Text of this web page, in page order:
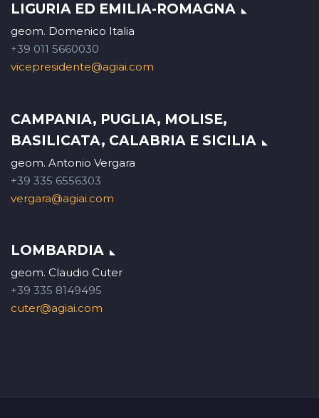
LIGURIA ED EMILIA-ROMAGNA
geom. Domenico Italia
+39 011 5660030
vicepresidente@agiai.com
CAMPANIA, PUGLIA, MOLISE,
BASILICATA, CALABRIA E SICILIA
geom. Antonio Vergara
+39 335 6556303
vergara@agiai.com
LOMBARDIA
geom. Claudio Cuter
+39 335 8149495
cuter@agiai.com